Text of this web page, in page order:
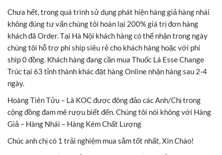
Chưa hết, trong quá trình sử dụng phát hiện hàng giả hàng nhái
không đúng tư vấn chúng tôi hoàn lại 200% giá trị đơn hàng
khách đã Order. Tại Hà Nội khách hàng có thể nhận trong ngày
chúng tôi hỗ trợ phí ship siêu rẻ cho khách hàng hoặc với phí
ship 0 đồng. Khách hàng đang cần mua Thuốc Lá Esse Change
Trúc tại 63 tỉnh thành khác đặt hàng Online nhận hàng sau 2-4
ngày.
Hoàng Tiên Tửu – Là KOC được đông đảo các Anh/Chị trong
cộng đồng đam mê rượu biết đến. Chúng tôi nói không với Hàng
Giả – Hàng Nhái – Hàng Kém Chất Lượng
Chúc anh chị có 1 trải nghiệm mua sắm tốt nhất, Xin Chào!